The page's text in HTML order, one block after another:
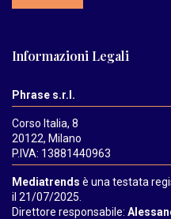
Informazioni Legali
Phrase s.r.l.
Corso Italia, 8
20122, Milano
P.IVA: 13881440963
Mediatrends è una testata
il 21/07/2025.
Direttore responsabile: